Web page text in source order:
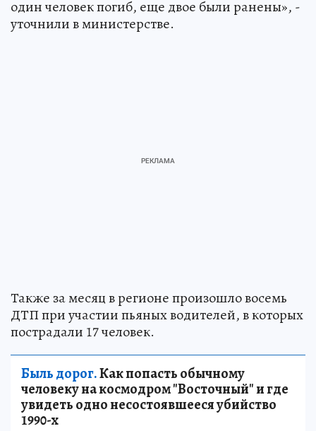
один человек погиб, еще двое были ранены», -
уточнили в министерстве.
Также за месяц в регионе произошло восемь
ДТП при участии пьяных водителей, в которых
пострадали 17 человек.
Быль дорог.Как попасть обычному
человеку на космодром "Восточный" и где
увидеть одно несостоявшееся убийство
1990-х